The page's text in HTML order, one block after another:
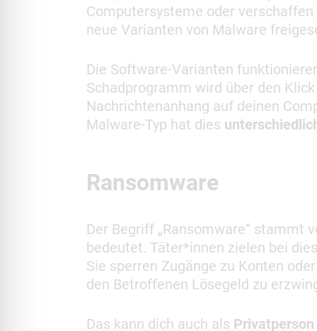
Computersysteme oder
neue Varianten von Malware
Die Software-Varianten
Schadprogramm wird über den
Nachrichtenanhang auf deinen
Malware-Typ hat dies
Ransomware
Der Begriff „Ransomware” stammt
bedeutet. Täter*innen zielen bei
Sie sperren Zugänge zu Konten
den Betroffenen Lösegeld zu
Das kann dich auch als Privatperson